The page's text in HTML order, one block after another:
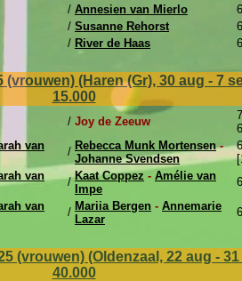
/ Annesien van Mierlo
/ Susanne Rehorst
/ River de Haas
(vrouwen) (Haren (Gr), 30 aug - 7
15.000
/ Joy de Zeeuw
van
/ Rebecca Munk Mortensen-
Johanne Svendsen
van
/ Kaat Coppez - Amélie van
Impe
van
/ Mariia Bergen - Annemarie
Lazar
(vrouwen) (Oldenzaal, 22 aug -
40.000